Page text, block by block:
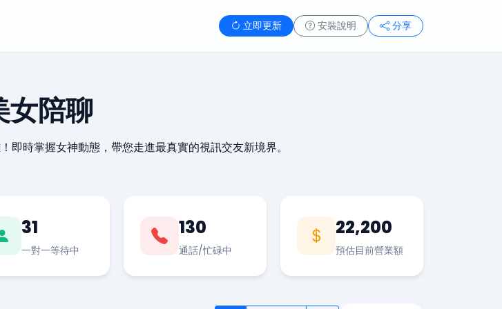
立即更新 安裝說明 分享
女陪聊
時掌握女神動態，帶您走進最真實的視訊交友新境界。
31
一對一等待中
130
通話/忙碌中
22,200
預估目前營業額